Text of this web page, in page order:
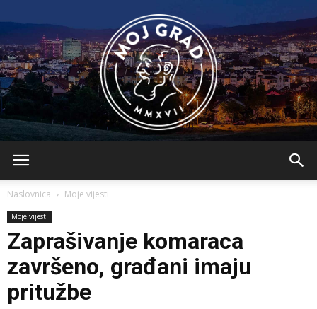
Naslovnica Moje vijesti
Moje vijesti
Zaprašivanje komaraca
završeno, građani imaju
pritužbe